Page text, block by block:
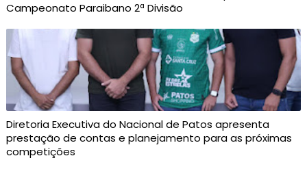
Campeonato Paraibano 2ª Divisão
Diretoria Executiva do Nacional de Patos apresenta
prestação de contas e planejamento para as próximas
competições